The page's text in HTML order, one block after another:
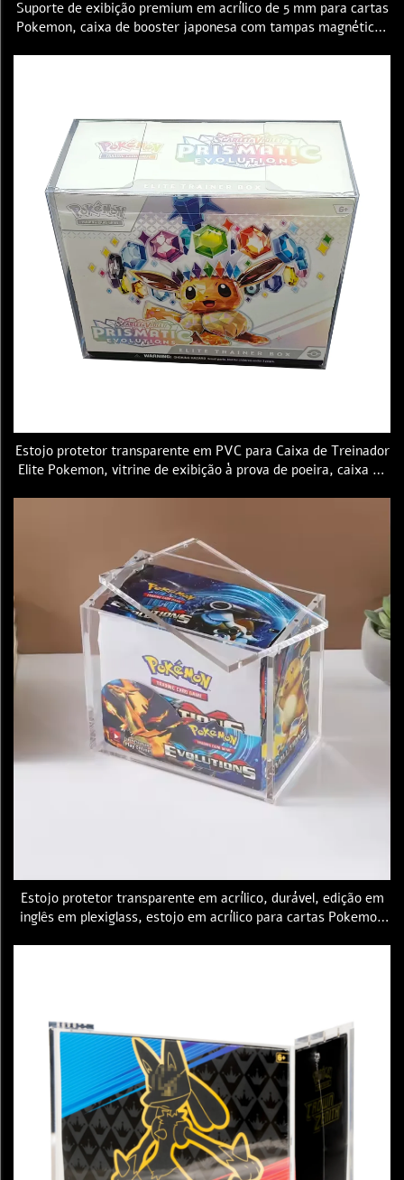
Suporte de exibição premium em acrílico de 5 mm para cartas
Pokemon, caixa de booster japonesa com tampas magnéticas
Estojo protetor transparente em PVC para Caixa de Treinador
Elite Pokemon, vitrine de exibição à prova de poeira, caixa de
Estojo protetor transparente em acrílico, durável, edição em
inglês em plexiglass, estojo em acrílico para cartas Pokemon